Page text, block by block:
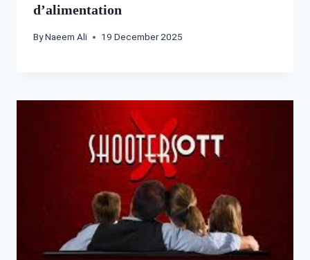
d’alimentation
ByNaeem Ali 19 December 2025